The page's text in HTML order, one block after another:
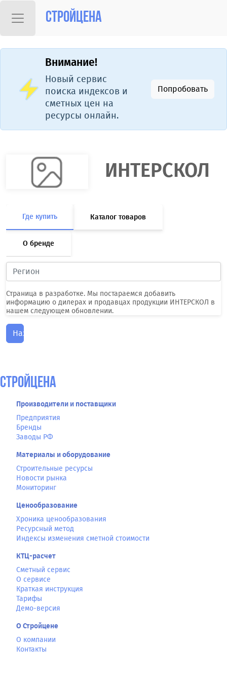
Стройцена
Внимание!
Новый сервис
поиска индексов и
сметных цен на
ресурсы онлайн.
Попробовать
ИНТЕРСКОЛ
Где купить Каталог товаров
О бренде
Страница в разработке. Мы постараемся добавить
информацию о дилерах и продавцах продукции ИНТЕРСКОЛ в
нашем следующем обновлении.
Назад
СтройЦена
Производители и поставщики
Предприятия
Бренды
Заводы РФ
Материалы и оборудование
Строительные ресурсы
Новости рынка
Мониторинг
Ценообразование
Хроника ценообразования
Ресурсный метод
Индексы изменения сметной стоимости
КТЦ-расчет
Сметный сервис
О сервисе
Краткая инструкция
Тарифы
Демо-версия
О Стройцене
О компании
Контакты